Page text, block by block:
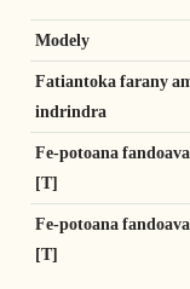
Modely
Fatiantoka farany
indrindra
Fe-potoana
[T]
Fe-potoana
[T]